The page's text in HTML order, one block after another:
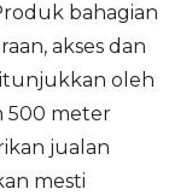
bahagian
akses dan
oleh
500 meter
jualan
mesti